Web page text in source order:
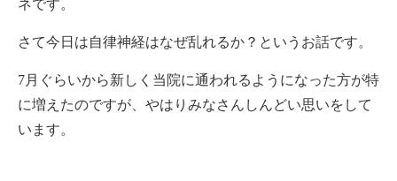
ネです。
さて今日は自律神経はなぜ乱れるか？というお話です。
7月ぐらいから新しく当院に通われるようになった方が特
に増えたのですが、やはりみなさんしんどい思いをして
います。